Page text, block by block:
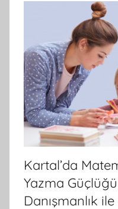
Kartal’da
Yazma
Danışmanlık